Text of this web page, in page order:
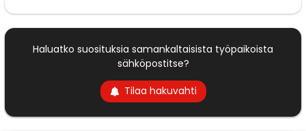
Haluatko suosituksia samankaltaisista työpaikoista
sähköpostitse?
Tilaa hakuvahti